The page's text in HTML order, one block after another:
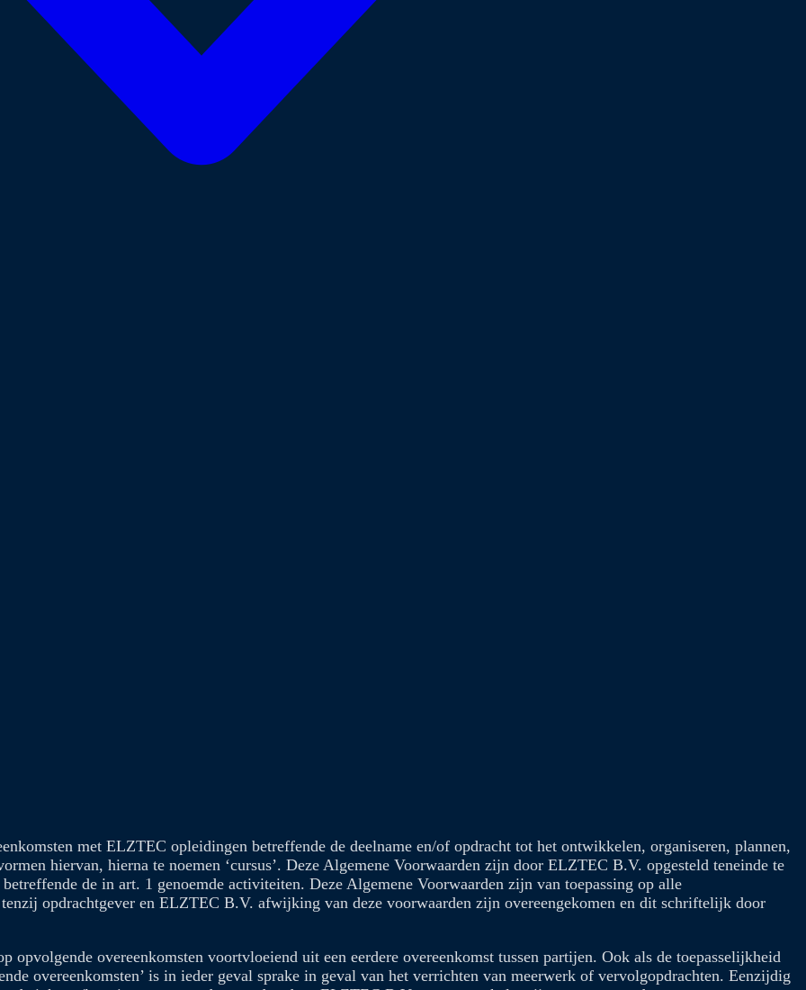
met ELZTEC opleidingen betreffende de deelname en/of opdracht tot het ontwikkelen, organiseren, plannen,
hiervan, hierna te noemen ‘cursus’. Deze Algemene Voorwaarden zijn door ELZTEC B.V. opgesteld teneinde te
de in art. 1 genoemde activiteiten. Deze Algemene Voorwaarden zijn van toepassing op alle
opdrachtgever en ELZTEC B.V. afwijking van deze voorwaarden zijn overeengekomen en dit schriftelijk door
opvolgende overeenkomsten voortvloeiend uit een eerdere overeenkomst tussen partijen. Ook als de toepasselijkheid
overeenkomsten’ is in ieder geval sprake in geval van het verrichten van meerwerk of vervolgopdrachten. Eenzijdig